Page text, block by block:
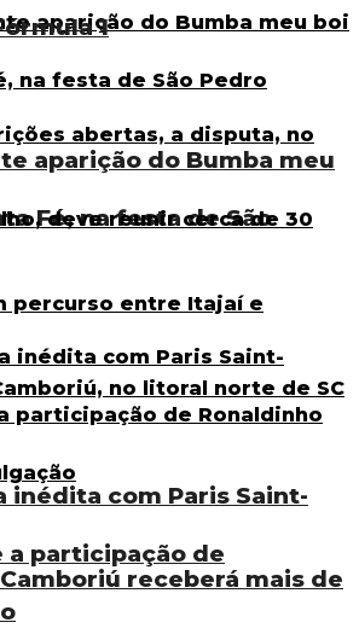
aparição do Bumba meu
Fé, na festa de São
inédita com Paris Saint-
a participação de
1
receberá mais de